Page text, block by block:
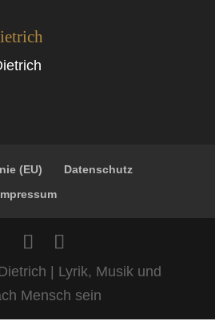
(EU)
Datenschutz
| Lyrik, Musik und
Mensch sein